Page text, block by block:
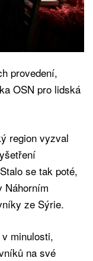
provedení,
OSN pro lidská
region vyzval
se tak poté,
Náhorním
ze Sýrie.
minulosti,
na své